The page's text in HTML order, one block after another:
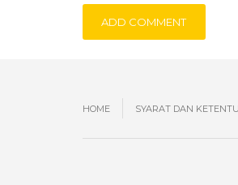
ADD COMMENT
HOME SYARAT DAN